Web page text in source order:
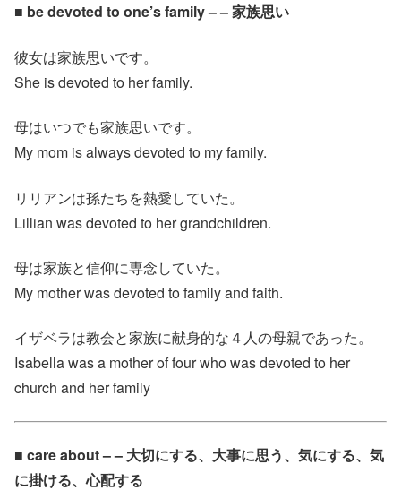
■ be devoted to one’s family – – 家族思い
彼女は家族思いです。
She is devoted to her family.
母はいつでも家族思いです。
My mom is always devoted to my family.
リリアンは孫たちを熱愛していた。
Lillian was devoted to her grandchildren.
母は家族と信仰に専念していた。
My mother was devoted to family and faith.
イザベラは教会と家族に献身的な４人の母親であった。
Isabella was a mother of four who was devoted to her
church and her family
■ care about – – 大切にする、大事に思う、気にする、気
に掛ける、心配する